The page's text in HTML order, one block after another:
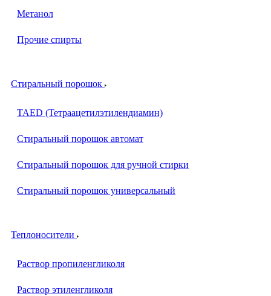
Метанол
Прочие спирты
Стиральный порошок
TAED (Тетраацетилэтилендиамин)
Стиральный порошок автомат
Стиральный порошок для ручной стирки
Стиральный порошок универсальный
Теплоносители
Раствор пропиленгликоля
Раствор этиленгликоля